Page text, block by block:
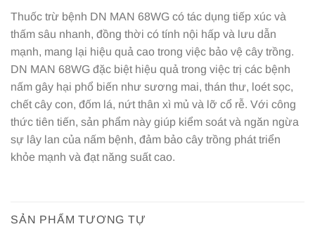
Thuốc trừ bệnh DN MAN 68WG có tác dụng tiếp xúc và
thấm sâu nhanh, đồng thời có tính nội hấp và lưu dẫn
mạnh, mang lại hiệu quả cao trong việc bảo vệ cây trồng.
DN MAN 68WG đặc biệt hiệu quả trong việc trị các bệnh
nấm gây hại phổ biến như sương mai, thán thư, loét sọc,
chết cây con, đốm lá, nứt thân xì mủ và lỡ cổ rễ. Với công
thức tiên tiến, sản phẩm này giúp kiểm soát và ngăn ngừa
sự lây lan của nấm bệnh, đảm bảo cây trồng phát triển
khỏe mạnh và đạt năng suất cao.
SẢN PHẨM TƯƠNG TỰ